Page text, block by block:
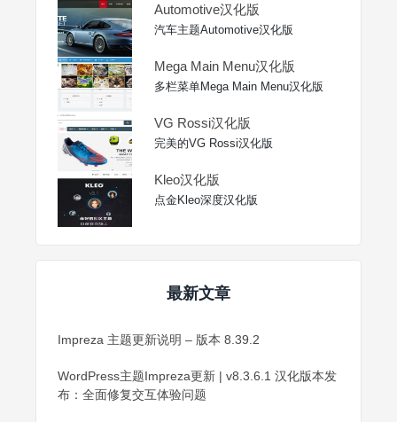
Automotive汉化版
汽车主题Automotive汉化版
Mega Main Menu汉化版
多栏菜单Mega Main Menu汉化版
VG Rossi汉化版
完美的VG Rossi汉化版
Kleo汉化版
点金Kleo深度汉化版
最新文章
Impreza 主题更新说明 – 版本 8.39.2
WordPress主题Impreza更新 | v8.3.6.1 汉化版本发
布：全面修复交互体验问题